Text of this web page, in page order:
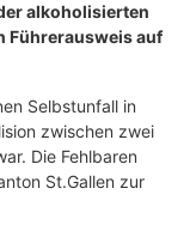
alkoholisierten
Führerausweis auf
Selbstunfall in
zwischen zwei
Die Fehlbaren
St.Gallen zur